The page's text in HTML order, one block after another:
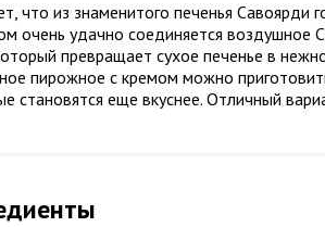
что из знаменитого печенья Савоярди
очень удачно соединяется воздушное
превращает сухое печенье в
пирожное с кремом можно
становятся еще вкуснее. Отличный